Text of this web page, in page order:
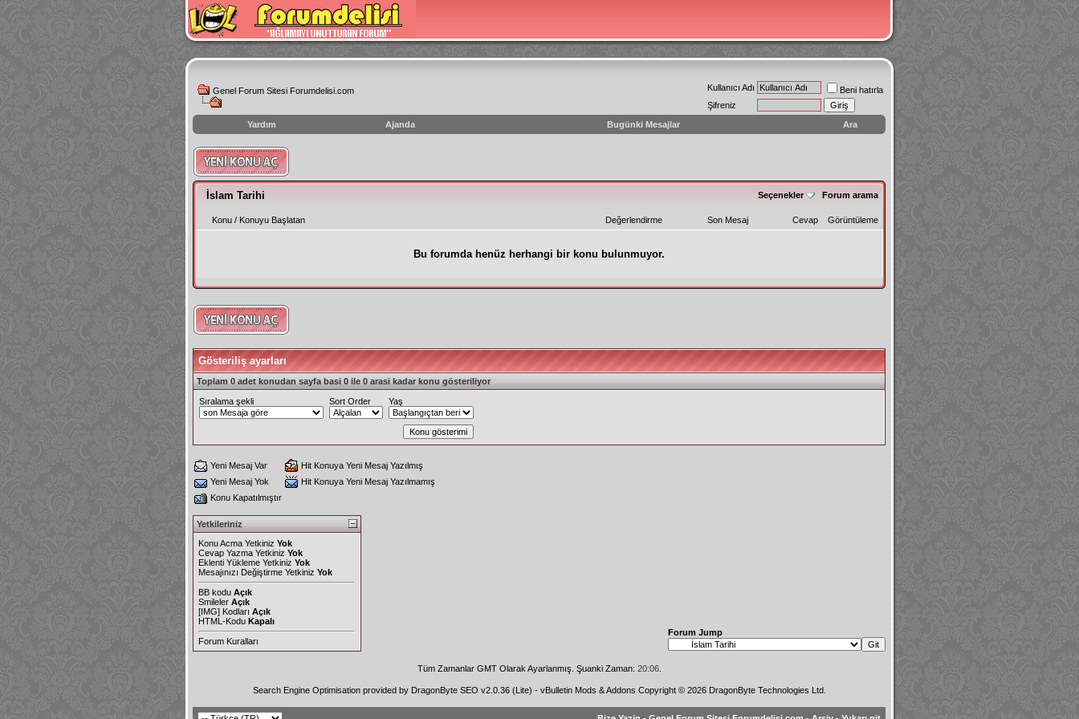
Genel Forum Sitesi Forumdelisi.com Kullanıcı Adı
Beni hatırla
Şifreniz
Yardım
Ajanda Bugünki Mesajlar Ara
instagram
izlenme
hilesi
İslam Tarihi
Seçenekler Forum arama
Değerlendirme
Konu / Konuyu Başlatan Son Mesaj Cevap Görüntüleme
Bu forumda henüz herhangi bir konu bulunmuyor.
Gösteriliş ayarları
Toplam 0 adet konudan sayfa basi 0 ile 0 arasi kadar konu gösteriliyor
Sıralama şekli Sort Order Yaş
Yeni Mesaj Var
Hit Konuya Yeni Mesaj Yazılmış
Yeni Mesaj Yok
Hit Konuya Yeni Mesaj Yazılmamış
Konu Kapatılmıştır
Yetkileriniz
Konu Acma Yetkiniz Yok
Cevap Yazma Yetkiniz Yok
Eklenti Yükleme Yetkiniz Yok
Mesajınızı Değiştirme Yetkiniz Yok
BB kodu Açık
Smileler Açık
[IMG] Kodları Açık
HTML-Kodu Kapalı
Forum Kuralları
Forum Jump
Tüm Zamanlar GMT Olarak Ayarlanmış. Şuanki Zaman: 20:06.
Search Engine Optimisation provided by DragonByte SEO v2.0.36 (Lite) - vBulletin Mods & Addons Copyright © 2026 DragonByte Technologies Ltd.